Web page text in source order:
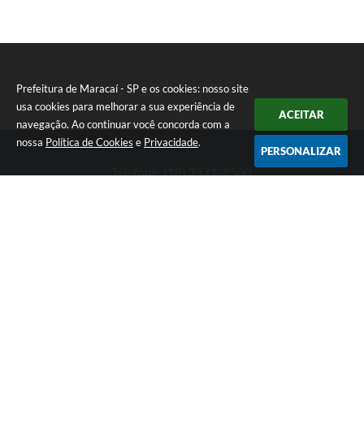
Prefeitura de Maracaí - SP e os cookies: nosso site
usa cookies para melhorar a sua experiência de
navegação. Ao continuar você concorda com a
nossa Política de Cookies e Privacidade.
ACEITAR
PERSONALIZAR
Telefone: (18) 3371-9500